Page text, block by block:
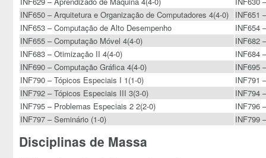
INF650 – Arquitetura e Organização de Computadores 4(4-0)
INF651
INF653 – Computação de Alto Desempenho
INF654
INF655 – Computação Móvel 4(4-0)
INF682
INF683 – Otimização II 4(4-0)
INF684
INF690 – Computação Gráfica 4(4-0)
INF695
INF790 – Tópicos Especiais I 1(1-0)
INF791
INF792 – Tópicos Especiais III 3(3-0)
INF794
INF795 – Problemas Especiais 2 2(2-0)
INF796
INF797 – Seminário (1-0)
INF799
Disciplinas de Massa